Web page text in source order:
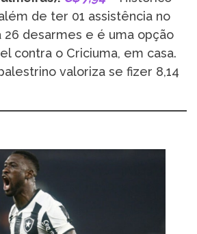
de ter 01 assistência no
26 desarmes e é uma opção
contra o Criciuma, em casa.
valoriza se fizer 8,14